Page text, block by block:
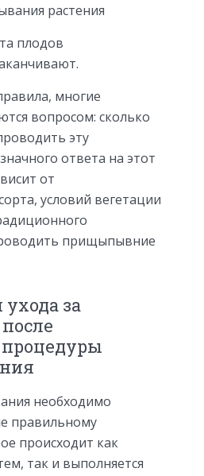
растения
плодов
многие
вопросом: сколько
эту
ответа на этот
от
условий вегетации
прищыпывние
ухода за
необходимо
правильному
происходит как
так и выполняется